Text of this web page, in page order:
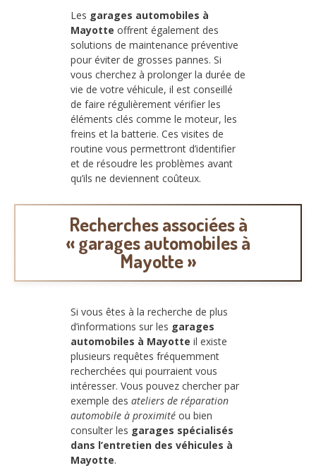
Les garages automobiles à
Mayotte offrent également des
solutions de maintenance préventive
pour éviter de grosses pannes. Si
vous cherchez à prolonger la durée de
vie de votre véhicule, il est conseillé
de faire régulièrement vérifier les
éléments clés comme le moteur, les
freins et la batterie. Ces visites de
routine vous permettront d’identifier
et de résoudre les problèmes avant
qu’ils ne deviennent coûteux.
Recherches associées à
« garages automobiles à
Mayotte »
Si vous êtes à la recherche de plus
d’informations sur les garages
automobiles à Mayotte il existe
plusieurs requêtes fréquemment
recherchées qui pourraient vous
intéresser. Vous pouvez chercher par
exemple des ateliers de réparation
automobile à proximité ou bien
consulter les garages spécialisés
dans l’entretien des véhicules à
Mayotte.